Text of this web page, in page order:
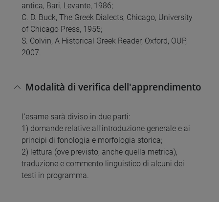
antica, Bari, Levante, 1986;
C. D. Buck, The Greek Dialects, Chicago, University
of Chicago Press, 1955;
S. Colvin, A Historical Greek Reader, Oxford, OUP,
2007.
Modalità di verifica dell'apprendimento
L'esame sarà diviso in due parti:
1) domande relative all'introduzione generale e ai
principi di fonologia e morfologia storica;
2) lettura (ove previsto, anche quella metrica),
traduzione e commento linguistico di alcuni dei
testi in programma.